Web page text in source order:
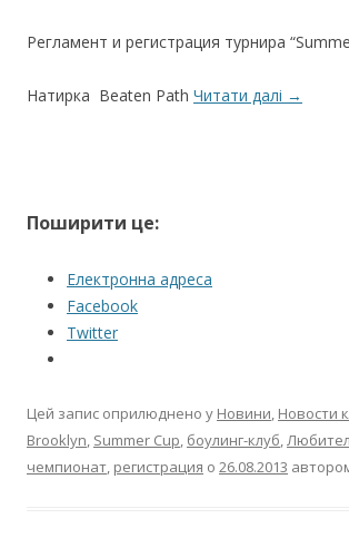
Регламент и регистрация турнира
Натирка Beaten Path Читати далі →
Поширити це:
Електронна адреса
Facebook
Twitter
Цей запис оприлюднено у Новини, Новости
Brooklyn, Summer Cup, боулинг-клуб,
чемпионат, регистрация о 26.08.2013